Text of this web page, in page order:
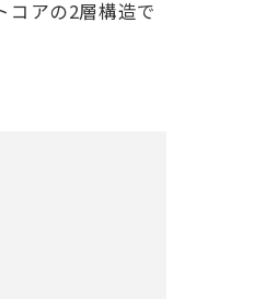
コアの2層構造で